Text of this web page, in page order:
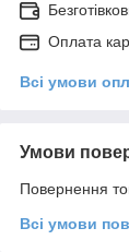
Оплата
Всі умови
Умови
Повернення
Всі умови